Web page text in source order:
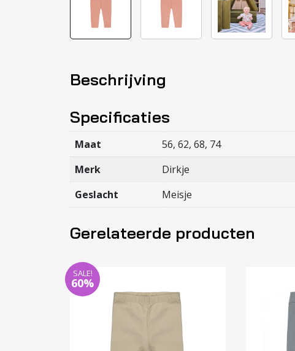
Beschrijving
Specificaties
Maat
56, 62, 68, 74
Merk
Dirkje
Geslacht
Meisje
Gerelateerde producten
SALE!
60%